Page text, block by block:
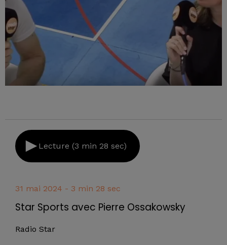
Lecture (3 min 28 sec)
31 mai 2024 - 3 min 28 sec
Star Sports avec Pierre Ossakowsky
Radio Star